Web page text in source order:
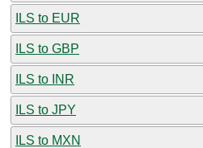
ILS to EUR
ILS to GBP
ILS to INR
ILS to JPY
ILS to MXN